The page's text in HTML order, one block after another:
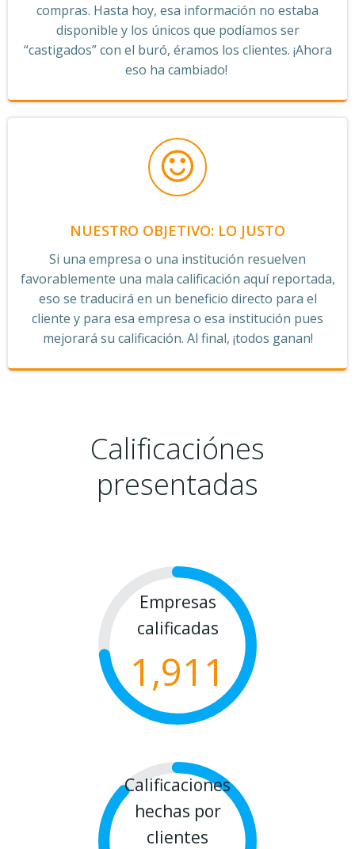
compras. Hasta hoy, esa información no estaba
disponible y los únicos que podíamos ser
“castigados” con el buró, éramos los clientes. ¡Ahora
eso ha cambiado!
NUESTRO OBJETIVO: LO JUSTO
Si una empresa o una institución resuelven
favorablemente una mala calificación aquí reportada,
eso se traducirá en un beneficio directo para el
cliente y para esa empresa o esa institución pues
mejorará su calificación. Al final, ¡todos ganan!
Calificaciónes
presentadas
Empresas
calificadas
1,911
Calificaciones
hechas por
clientes